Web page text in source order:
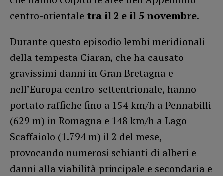
centro-orientale tra il 2 e il 5 novembre.
Durante questo episodio lembi meridionali
della tempesta Ciaran, che ha causato
gravissimi danni in Gran Bretagna e
nell’Europa centro-settentrionale, hanno
portato raffiche fino a 154 km/h a Pennabilli
(629 m) in Romagna e 148 km/h a Lago
Scaffaiolo (1.794 m) il 2 del mese,
provocando numerosi schianti di alberi e
danni alla viabilità principale e secondaria e